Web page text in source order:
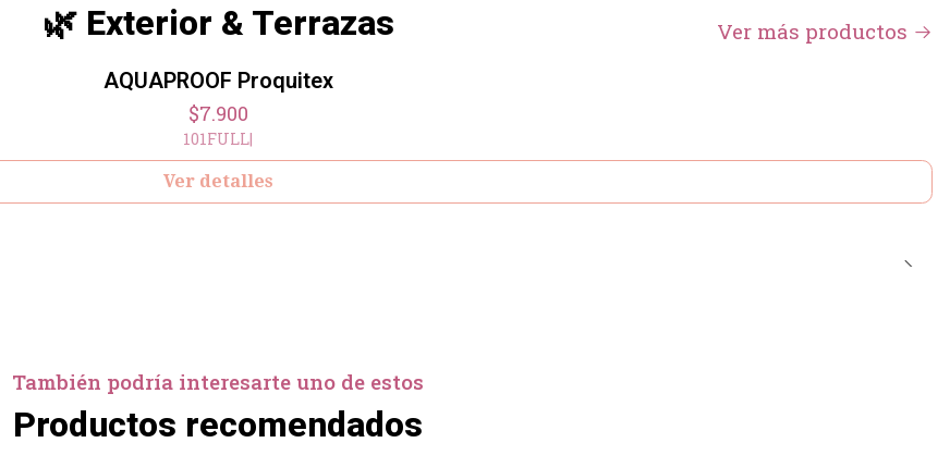
🌿 Exterior & Terrazas Ver más productos
AQUAPROOF Proquitex
$7.900
101FULL|
Ver detalles
También podría interesarte uno de estos
Productos recomendados